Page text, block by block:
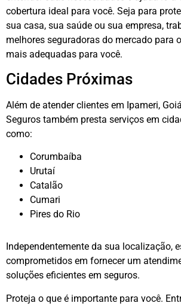
cobertura ideal para você. Seja para
sua casa, sua saúde ou sua empresa,
melhores seguradoras do mercado para
mais adequadas para você.
Cidades Próximas
Além de atender clientes em Ipameri,
Seguros também presta serviços em
como:
Corumbaíba
Urutaí
Catalão
Cumari
Pires do Rio
Independentemente da sua localização,
comprometidos em fornecer um
soluções eficientes em seguros.
Proteja o que é importante para você.